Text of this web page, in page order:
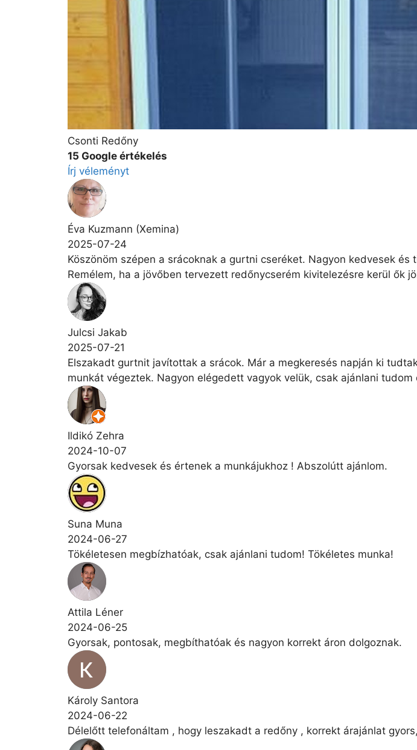
Csonti Redőny
15 Google értékelés
Írj véleményt
Éva Kuzmann (Xemina)
2025-07-24
Köszönöm szépen a srácoknak a gurtni cseréket. Nagyon kedvesek
Remélem, ha a jövőben tervezett redőnycserém kivitelezésre kerül ők
Julcsi Jakab
2025-07-21
Elszakadt gurtnit javítottak a srácok. Már a megkeresés napján ki
munkát végeztek. Nagyon elégedett vagyok velük, csak ajánlani tudom
Ildikó Zehra
2024-10-07
Gyorsak kedvesek és értenek a munkájukhoz ! Abszolútt ajánlom.
Suna Muna
2024-06-27
Tökéletesen megbízhatóak, csak ajánlani tudom! Tökéletes munka!
Attila Léner
2024-06-25
Gyorsak, pontosak, megbíthatóak és nagyon korrekt áron dolgoznak.
Károly Santora
2024-06-22
Délelőtt telefonáltam , hogy leszakadt a redőny , korrekt árajánlat